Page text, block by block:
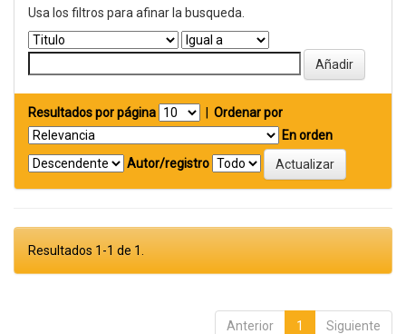
Usa los filtros para afinar la busqueda.
Resultados por página
Ordenar por
En orden
Autor/registro
Resultados 1-1 de 1.
Anterior 1 Siguiente